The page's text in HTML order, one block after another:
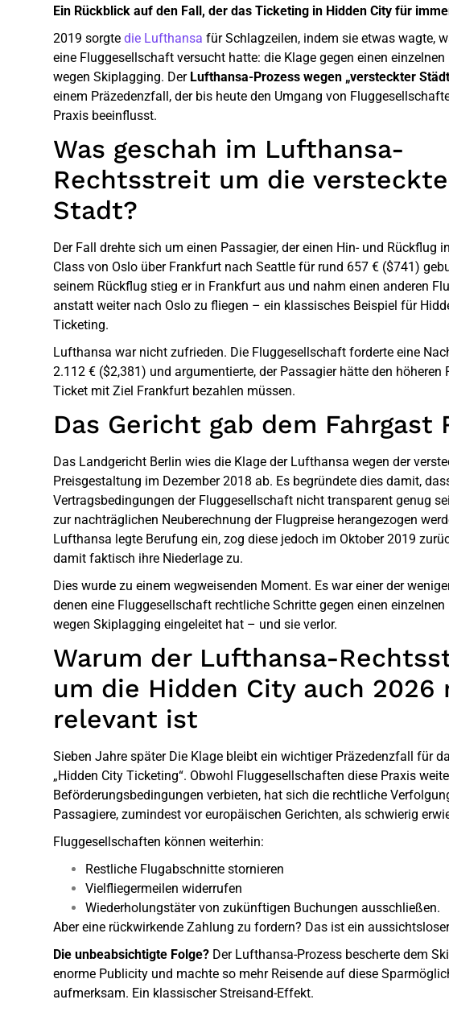
Ein Rückblick auf den Fall, der das Ticketing in Hidden City für
2019 sorgte die Lufthansa für Schlagzeilen, indem sie etwas wagte,
eine Fluggesellschaft versucht hatte: die Klage gegen einen einzelnen
wegen Skiplagging. Der Lufthansa-Prozess wegen „versteckter
einem Präzedenzfall, der bis heute den Umgang von
Praxis beeinflusst.
Was geschah im Lufthansa-
Rechtsstreit um die versteckte
Stadt?
Der Fall drehte sich um einen Passagier, der einen Hin- und Rückflug
Class von Oslo über Frankfurt nach Seattle für rund 657 € ($741)
seinem Rückflug stieg er in Frankfurt aus und nahm einen anderen
anstatt weiter nach Oslo zu fliegen – ein klassisches Beispiel für
Ticketing.
Lufthansa war nicht zufrieden. Die Fluggesellschaft forderte eine
2.112 € ($2,381) und argumentierte, der Passagier hätte den höheren
Ticket mit Ziel Frankfurt bezahlen müssen.
Das Gericht gab dem Fahrgast
Das Landgericht Berlin wies die Klage der Lufthansa wegen der
Preisgestaltung im Dezember 2018 ab. Es begründete dies damit,
Vertragsbedingungen der Fluggesellschaft nicht transparent genug
zur nachträglichen Neuberechnung der Flugpreise herangezogen
Lufthansa legte Berufung ein, zog diese jedoch im Oktober 2019
damit faktisch ihre Niederlage zu.
Dies wurde zu einem wegweisenden Moment. Es war einer der
denen eine Fluggesellschaft rechtliche Schritte gegen einen einzelnen
wegen Skiplagging eingeleitet hat – und sie verlor.
Warum der Lufthansa-
um die Hidden City auch 2026
relevant ist
Sieben Jahre später Die Klage bleibt ein wichtiger Präzedenzfall für
„Hidden City Ticketing“. Obwohl Fluggesellschaften diese Praxis
Beförderungsbedingungen verbieten, hat sich die rechtliche
Passagiere, zumindest vor europäischen Gerichten, als schwierig
Fluggesellschaften können weiterhin:
Restliche Flugabschnitte stornieren
Vielfliegermeilen widerrufen
Wiederholungstäter von zukünftigen Buchungen ausschließen.
Aber eine rückwirkende Zahlung zu fordern? Das ist ein
Die unbeabsichtigte Folge? Der Lufthansa-Prozess bescherte dem
enorme Publicity und machte so mehr Reisende auf diese
aufmerksam. Ein klassischer Streisand-Effekt.